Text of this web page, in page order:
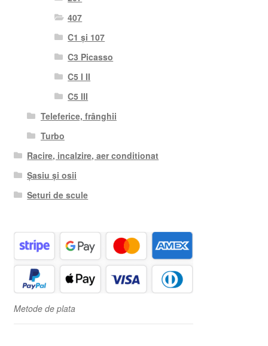
407
C1 și 107
C3 Picasso
C5 I II
C5 III
Teleferice, frânghii
Turbo
Racire, incalzire, aer conditionat
Șasiu și osii
Seturi de scule
Metode de plata